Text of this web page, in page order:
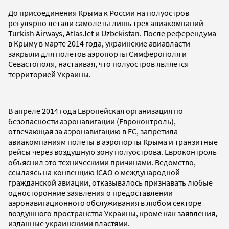
До присоединения Крыма к России на полуостров
регулярно летали самолеты лишь трех авиакомпаний —
Turkish Airways, AtlasJet и Uzbekistаn. После референдума
в Крыму в марте 2014 года, украинские авиавласти
закрыли для полетов аэропорты Симферополя и
Севастополя, настаивая, что полуостров является
территорией Украины.
В апреле 2014 года Европейская организация по
безопасности аэронавигации (Евроконтроль),
отвечающая за аэронавигацию в ЕС, запретила
авиакомпаниям полеты в аэропорты Крыма и транзитные
рейсы через воздушную зону полуострова. Евроконтроль
объяснил это техническими причинами. Ведомство,
ссылаясь на конвенцию ICAO о международной
гражданской авиации, отказывалось признавать любые
односторонние заявления о предоставлении
аэронавигационного обслуживания в любом секторе
воздушного пространства Украины, кроме как заявления,
изданные украинскими властями.